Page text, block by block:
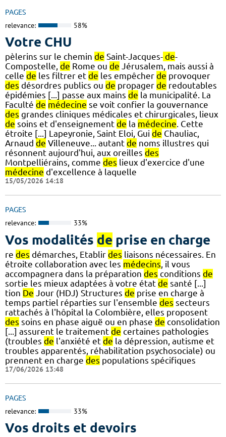
PAGES
relevance: 58%
Votre CHU
pèlerins sur le chemin de Saint-Jacques- de-
Compostelle, de Rome ou de Jérusalem, mais aussi à
celle de les filtrer et de les empêcher de provoquer
des désordres publics ou de propager de redoutables
épidémies [...] passe aux mains de la municipalité. La
Faculté de médecine se voit confier la gouvernance
des grandes cliniques médicales et chirurgicales, lieux
de soins et d'enseignement de la médecine. Cette
étroite [...] Lapeyronie, Saint Eloi, Gui de Chauliac,
Arnaud de Villeneuve... autant de noms illustres qui
résonnent aujourd'hui, aux oreilles des
Montpelliérains, comme des lieux d'exercice d'une
médecine d'excellence à laquelle
15/05/2026 14:18
PAGES
relevance: 33%
Vos modalités de prise en charge
re des démarches, Etablir des liaisons nécessaires. En
étroite collaboration avec les médecins , il vous
accompagnera dans la préparation des conditions de
sortie les mieux adaptées à votre état de santé [...]
tion De Jour (HDJ) Structures de prise en charge à
temps partiel réparties sur l'ensemble des secteurs
rattachés à l'hôpital la Colombière, elles proposent
des soins en phase aiguë ou en phase de consolidation
[...] assurent le traitement de certaines pathologies
(troubles de l'anxiété et de la dépression, autisme et
troubles apparentés, réhabilitation psychosociale) ou
prennent en charge des populations spécifiques
17/06/2026 13:48
PAGES
relevance: 33%
Vos droits et devoirs